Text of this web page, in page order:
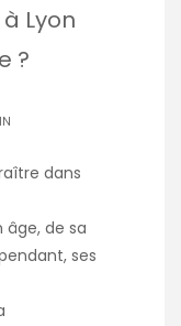
Lyon
?
dans
de sa
ses